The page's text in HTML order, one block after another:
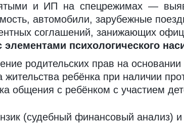
и ИП на спецрежимах —
автомобили, зарубежные
соглашений, занижающих
психологического
родительских прав на
ребёнка при наличии
общения с ребёнком с участием
(судебный финансовый анализ)